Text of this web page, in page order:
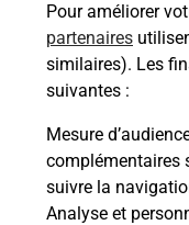
Pour améliorer
partenaires
similaires). Les
suivantes :
Mesure
complémentaires
suivre la
Analyse et
et/ou à
les offres
CUBJAC.
En savoir plus
En savoir plus
Envoyer un